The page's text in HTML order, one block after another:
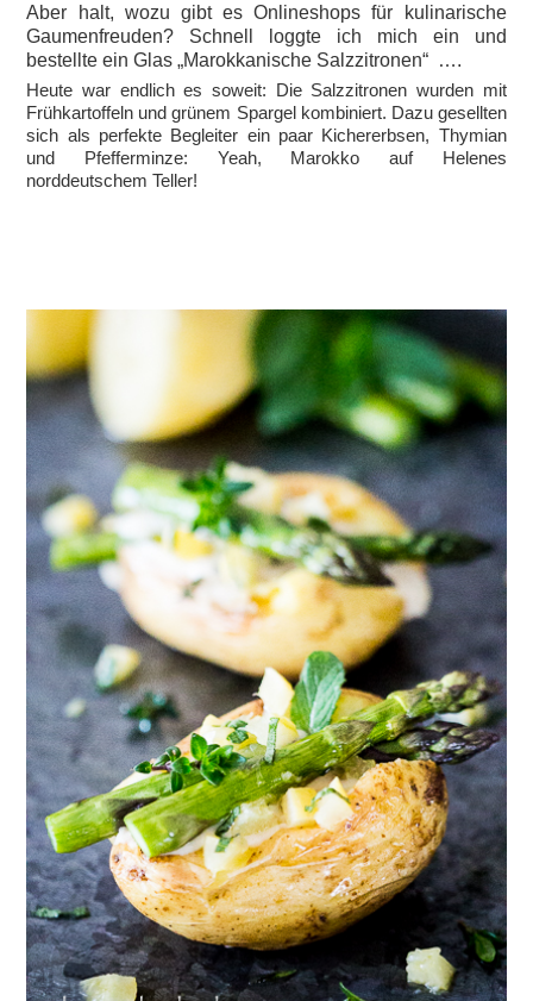
Aber halt, wozu gibt es Onlineshops für kulinarische
Gaumenfreuden? Schnell loggte ich mich ein und
bestellte ein Glas „Marokkanische Salzzitronen“ ….
Heute war endlich es soweit: Die Salzzitronen wurden mit
Frühkartoffeln und grünem Spargel kombiniert. Dazu gesellten
sich als perfekte Begleiter ein paar Kichererbsen, Thymian
und Pfefferminze: Yeah, Marokko auf Helenes
norddeutschem Teller!